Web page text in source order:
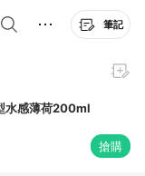
筆記
水感薄荷200ml
搶購